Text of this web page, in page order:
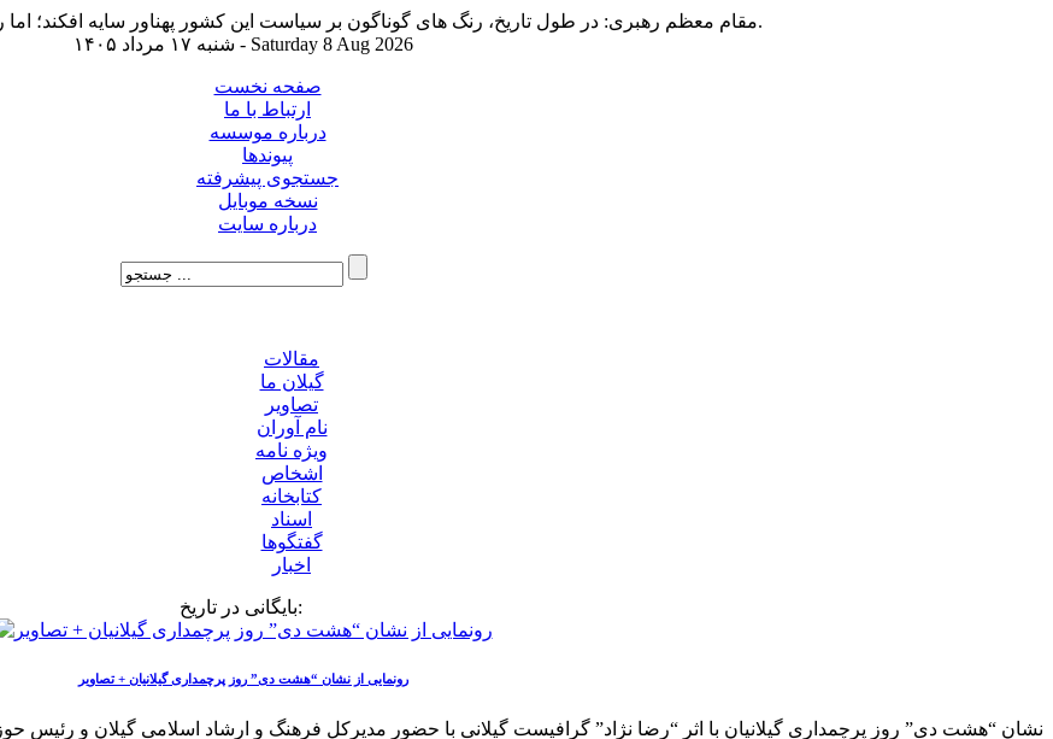
مقام معظم رهبری: در طول تاریخ، رنگ های گوناگون بر سیاست این کشور پهناور سایه افکند؛ اما رنگ ثابت مردم گیلان، رنگ ایمان بود.
شنبه ۱۷ مرداد ۱۴۰۵ - Saturday 8 Aug 2026
صفحه نخست
ارتباط با ما
درباره موسسه
پیوندها
جستجوی پیشرفته
نسخه موبایل
درباره سایت
مقالات
گیلان ما
تصاویر
نام آوران
ویژه نامه
اشخاص
کتابخانه
اسناد
گفتگوها
اخبار
بایگانی در تاریخ:
رونمایی از نشان “هشت دی” روز پرچمداری گیلانیان + تصاویر